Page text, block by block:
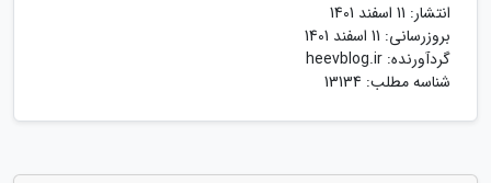
انتشار: 11 اسفند 1401
بروزرسانی: 11 اسفند 1401
گردآورنده: heevblog.ir
شناسه مطلب: 13134